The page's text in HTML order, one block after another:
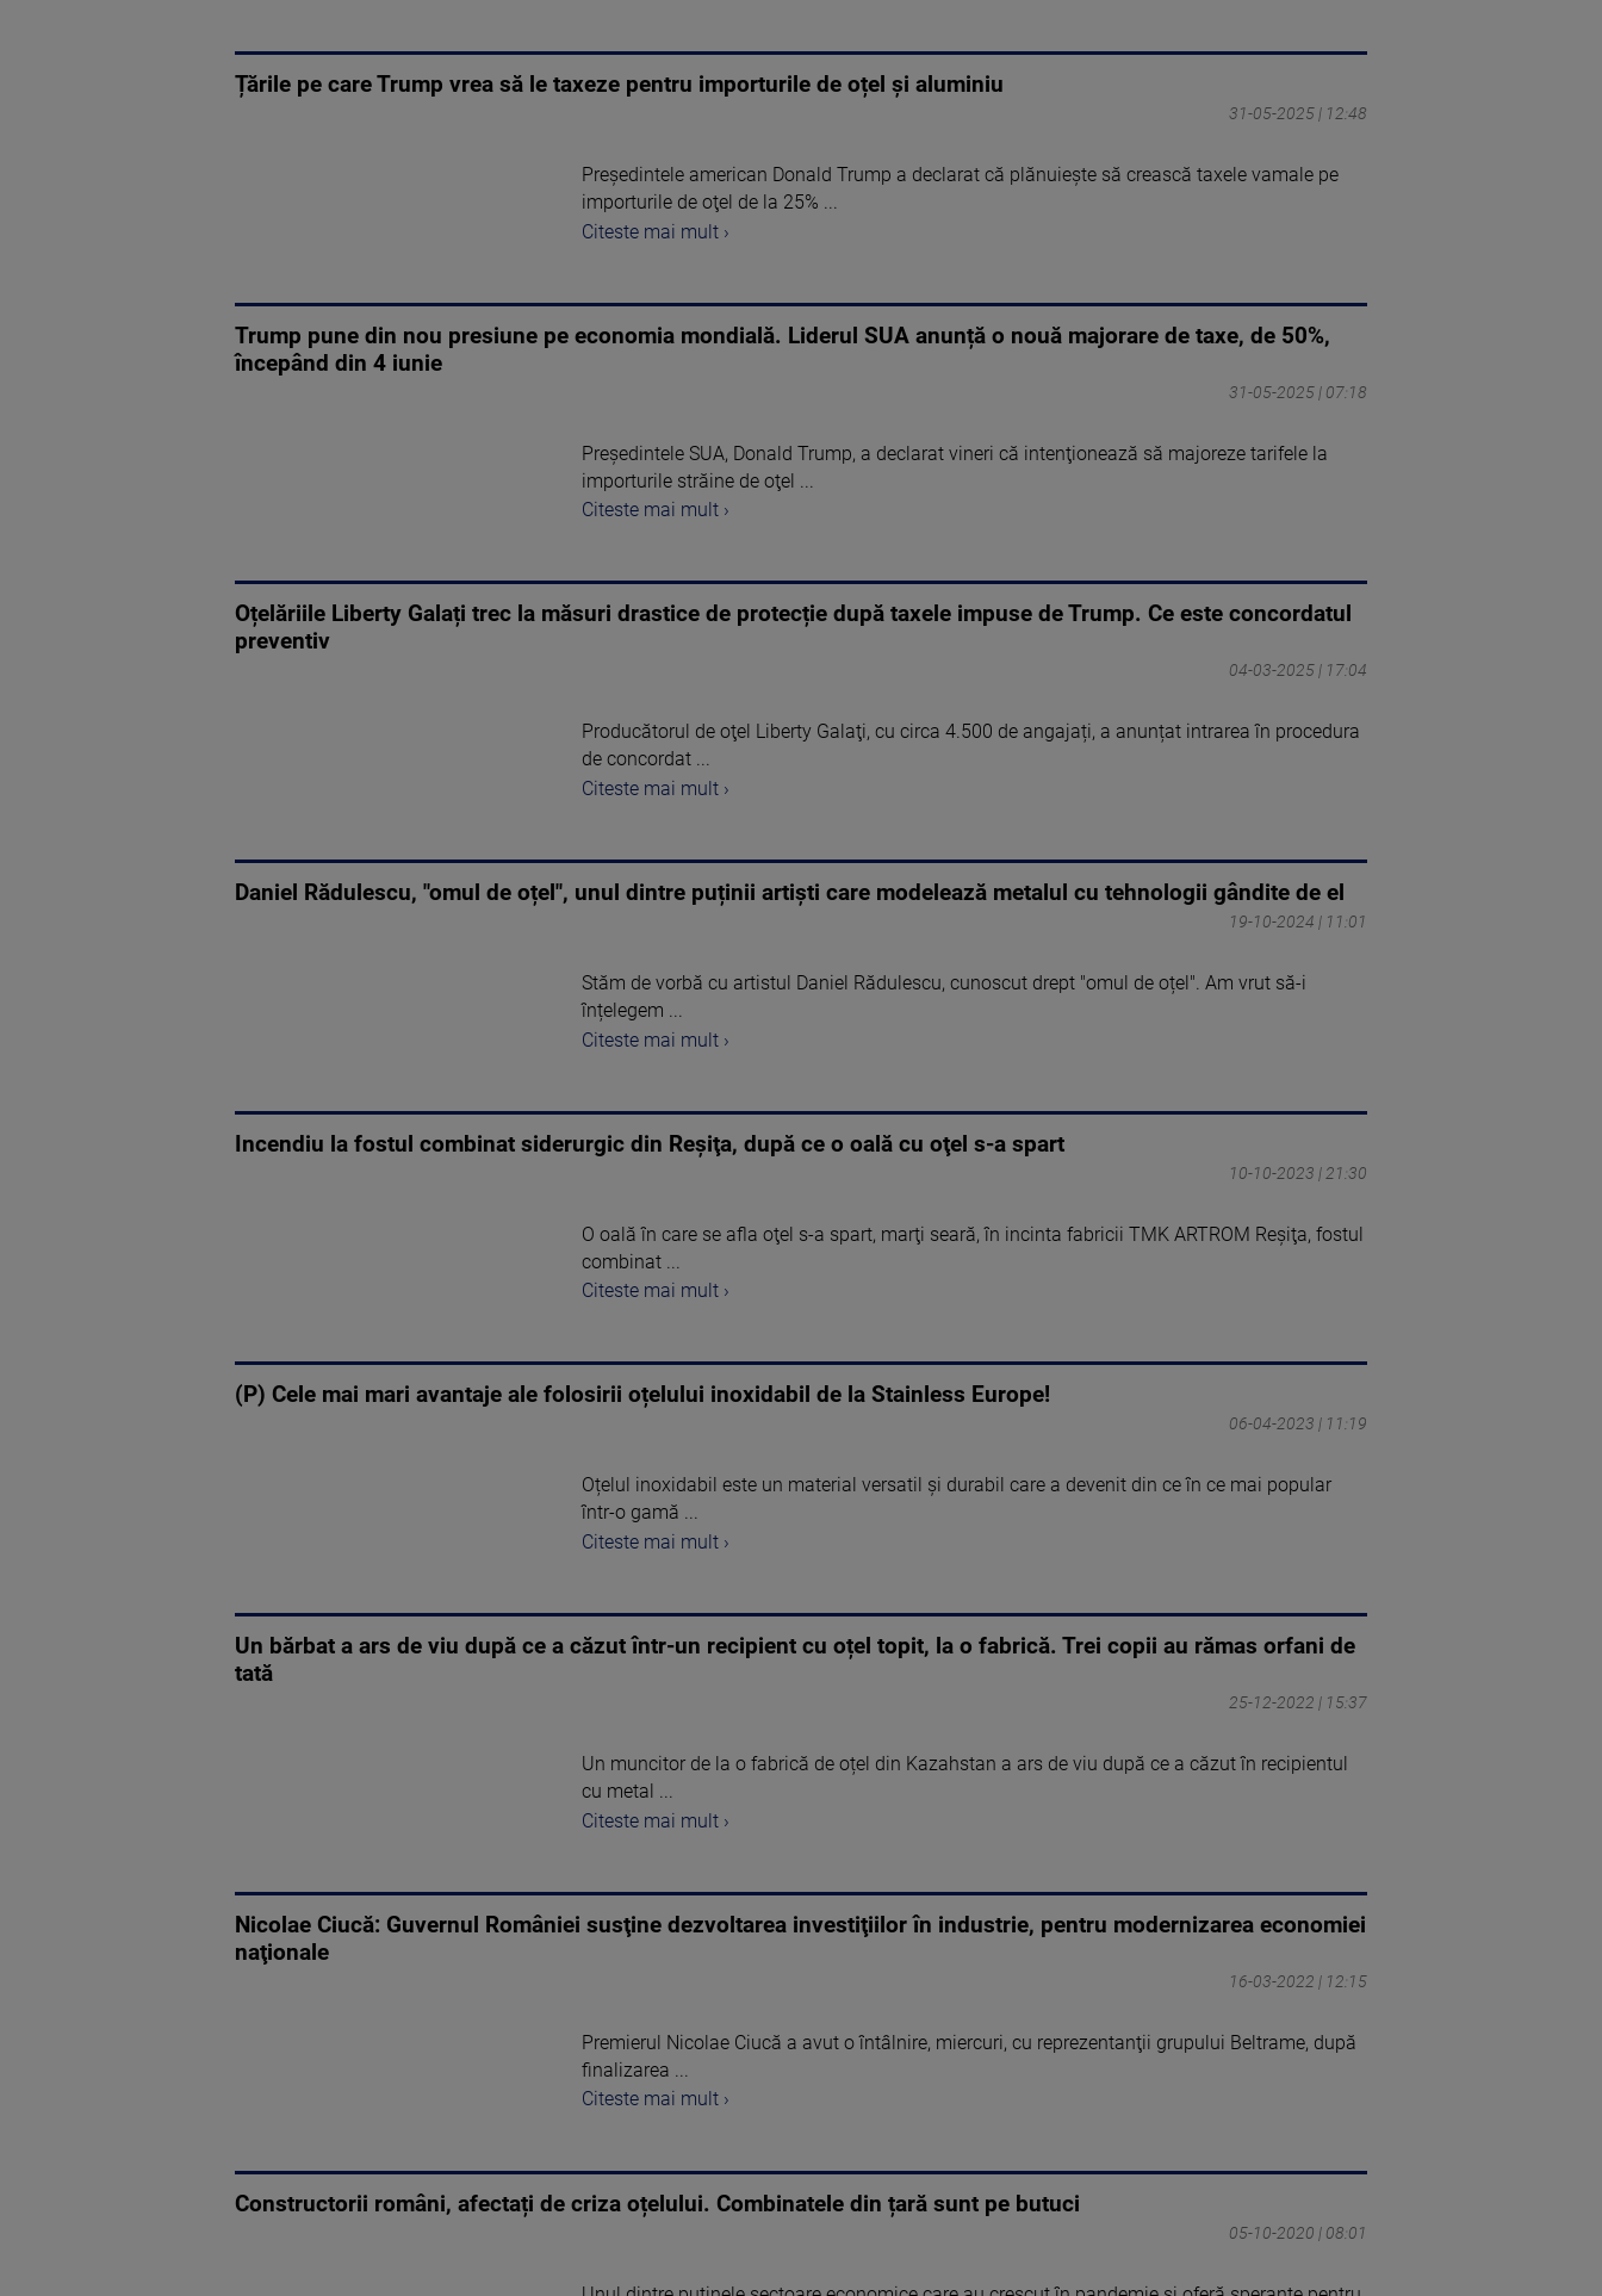
Țările pe care Trump vrea să le taxeze pentru importurile de oțel și aluminiu
31-05-2025 | 12:48
Preşedintele american Donald Trump a declarat că plănuieşte să crească taxele vamale pe
importurile de oţel de la 25% ...
Citeste mai mult ›
Trump pune din nou presiune pe economia mondială. Liderul SUA anunță o nouă majorare de taxe, de 50%,
începând din 4 iunie
31-05-2025 | 07:18
Preşedintele SUA, Donald Trump, a declarat vineri că intenţionează să majoreze tarifele la
importurile străine de oţel ...
Citeste mai mult ›
Oțelăriile Liberty Galați trec la măsuri drastice de protecție după taxele impuse de Trump. Ce este concordatul
preventiv
04-03-2025 | 17:04
Producătorul de oţel Liberty Galaţi, cu circa 4.500 de angajați, a anunțat intrarea în procedura
de concordat ...
Citeste mai mult ›
Daniel Rădulescu, "omul de oțel", unul dintre puținii artiști care modelează metalul cu tehnologii gândite de el
19-10-2024 | 11:01
Stăm de vorbă cu artistul Daniel Rădulescu, cunoscut drept "omul de oțel". Am vrut să-i
înțelegem ...
Citeste mai mult ›
Incendiu la fostul combinat siderurgic din Reşiţa, după ce o oală cu oţel s-a spart
10-10-2023 | 21:30
O oală în care se afla oţel s-a spart, marţi seară, în incinta fabricii TMK ARTROM Reşiţa, fostul
combinat ...
Citeste mai mult ›
(P) Cele mai mari avantaje ale folosirii oțelului inoxidabil de la Stainless Europe!
06-04-2023 | 11:19
Oțelul inoxidabil este un material versatil și durabil care a devenit din ce în ce mai popular
într-o gamă ...
Citeste mai mult ›
Un bărbat a ars de viu după ce a căzut într-un recipient cu oțel topit, la o fabrică. Trei copii au rămas orfani de
tată
25-12-2022 | 15:37
Un muncitor de la o fabrică de oțel din Kazahstan a ars de viu după ce a căzut în recipientul
cu metal ...
Citeste mai mult ›
Nicolae Ciucă: Guvernul României susţine dezvoltarea investiţiilor în industrie, pentru modernizarea economiei
naţionale
16-03-2022 | 12:15
Premierul Nicolae Ciucă a avut o întâlnire, miercuri, cu reprezentanţii grupului Beltrame, după
finalizarea ...
Citeste mai mult ›
Constructorii români, afectați de criza oțelului. Combinatele din țară sunt pe butuci
05-10-2020 | 08:01